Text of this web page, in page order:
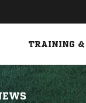
TRAINING &